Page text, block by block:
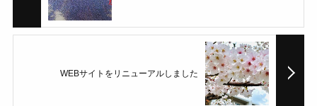
WEBサイトをリニューアルしました